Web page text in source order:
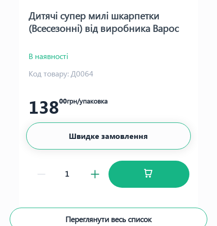
Дитячі супер милі шкарпетки
(Всесезонні) від виробника Варос
В наявності
Код товару:Д0064
13800грн/упаковка
Швидке замовлення
Переглянути весь список